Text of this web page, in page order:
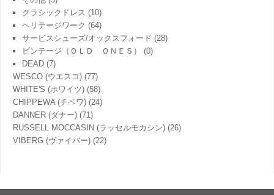
クラシックドレス (10)
ヘリテージワーク (64)
サービスシューズ/オックスフォード (28)
ビンテージ（ＯＬＤ ＯＮＥＳ）
(0)
DEAD (7)
WESCO (ウエスコ) (77)
WHITE'S (ホワイツ) (58)
CHIPPEWA (チペワ) (24)
DANNER (ダナー) (71)
RUSSELL MOCCASIN (ラッセルモカシン) (26)
VIBERG (ヴァイバー) (22)